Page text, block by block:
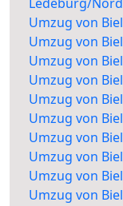
Umzug von
Umzug von
Umzug von
Umzug von
Umzug von
Umzug von
Umzug von
Umzug von
Umzug von
Umzug von